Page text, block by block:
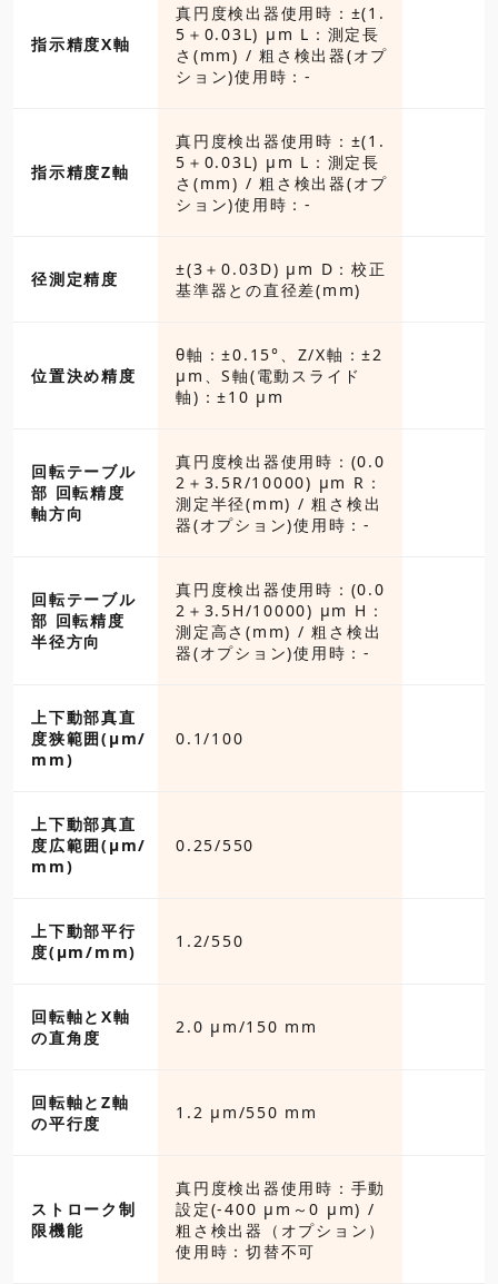
指示精度X軸
真円度検出器使用時：±(1.
5＋0.03L) μm L：測定長
さ(mm) / 粗さ検出器(オプ
ション)使用時：-
指示精度Z軸
真円度検出器使用時：±(1.
5＋0.03L) μm L：測定長
さ(mm) / 粗さ検出器(オプ
ション)使用時：-
径測定精度
±(3＋0.03D) μm D：校正
基準器との直径差(mm)
位置決め精度
θ軸：±0.15°、Z/X軸：±2
μm、S軸(電動スライド
軸)：±10 μm
回転テーブル
部 回転精度
軸方向
真円度検出器使用時：(0.0
2＋3.5R/10000) μm R：
測定半径(mm) / 粗さ検出
器(オプション)使用時：-
回転テーブル
部 回転精度
半径方向
真円度検出器使用時：(0.0
2＋3.5H/10000) μm H：
測定高さ(mm) / 粗さ検出
器(オプション)使用時：-
上下動部真直
度狭範囲(µm/
mm)
0.1/100
上下動部真直
度広範囲(µm/
mm)
0.25/550
上下動部平行
度(µm/mm)
1.2/550
回転軸とX軸
の直角度
2.0 μm/150 mm
回転軸とZ軸
の平行度
1.2 μm/550 mm
ストローク制
限機能
真円度検出器使用時：手動
設定(-400 μm～0 μm) /
粗さ検出器（オプション）
使用時：切替不可